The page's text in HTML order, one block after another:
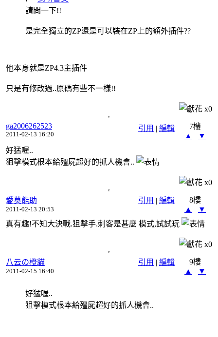
請問一下!!
是完全獨立的ZP還是可以裝在ZP上的額外插件??
他本身就是ZP4.3主插件
只是有修改過..原碼有些不一樣!!
x0
引用 | 編輯
ga2006262523
2011-02-13 16:20
7樓
▲
▼
好猛喔..
狙擊模式根本給殭屍超好的抓人機會..
x0
引用 | 編輯
愛莫能助
2011-02-13 20:53
8樓
▲
▼
真有趣!不知大決戰.狙擊手.刺客是甚麼 模式,試試玩
x0
引用 | 編輯
八云の橙貓
2011-02-15 16:40
9樓
▲
▼
好猛喔..
狙擊模式根本給殭屍超好的抓人機會..